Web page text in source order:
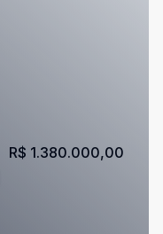
R$ 1.380.000,00